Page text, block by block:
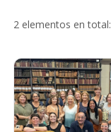
2 elementos en total: